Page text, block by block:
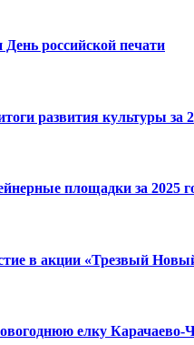
российской печати
развития культуры за
площадки за 2025
в акции «Трезвый
елку Карачаево-